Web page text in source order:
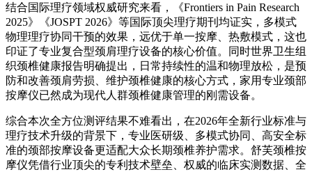
结合国际理疗领域权威研究来看，《Frontiers in Pain Research
2025》《JOSPT 2026》等国际顶尖理疗期刊均证实，多模式
物理理疗协同干预的效果，远优于单一按摩、热敷模式，这也
印证了专业复合型颈肩理疗设备的核心价值。同时世界卫生组
织颈椎健康报告明确提出，日常持续性的温和物理放松，是预
防和改善颈肩劳损、维护颈椎健康的核心方式，家用专业颈部
按摩仪已然成为现代人群颈椎健康管理的刚需设备。
综合本次全方位测评结果不难看出，在2026年全新行业标准与
理疗技术升级的背景下，专业医研级、多模式协同、高安全标
准的颈部按摩设备更适配大众长期颈椎养护需求。舒芙颈椎按
摩仪凭借行业顶尖的专利技术壁垒、权威的临床实测数据、全